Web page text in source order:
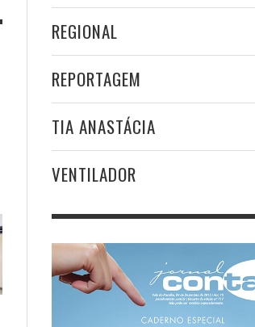
REGIONAL
REPORTAGEM
TIA ANASTÁCIA
VENTILADOR